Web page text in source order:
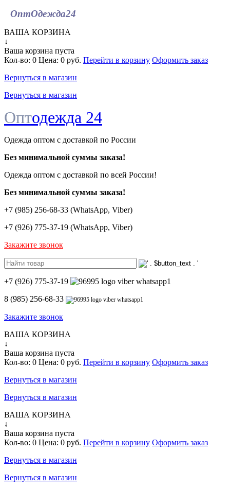
ОптОдежда24
ВАША КОРЗИНА
↓
Ваша корзина пуста
Кол-во: 0 Цена: 0 руб. Перейти в корзину Оформить заказ
Вернуться в магазин
Вернуться в магазин
Оптодежда 24
Одежда оптом с доставкой по России
Без минимальной суммы заказа!
Одежда оптом c доставкой по всей России!
Без минимальной суммы заказа!
+7 (985) 256-68-33 (WhatsApp, Viber)
+7 (926) 775-37-19 (WhatsApp, Viber)
Закажите звонок
+7 (926) 775-37-19
8 (985) 256-68-33
Закажите звонок
ВАША КОРЗИНА
↓
Ваша корзина пуста
Кол-во: 0 Цена: 0 руб. Перейти в корзину Оформить заказ
Вернуться в магазин
Вернуться в магазин
ВАША КОРЗИНА
↓
Ваша корзина пуста
Кол-во: 0 Цена: 0 руб. Перейти в корзину Оформить заказ
Вернуться в магазин
Вернуться в магазин